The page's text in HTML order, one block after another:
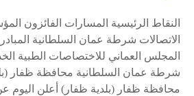
النقاط الرئيسية المسارات الفائزون
الاتصالات شرطة عمان السلطانية
المجلس العماني للاختصاصات الطبية
شرطة عمان السلطانية محافظة ظفار
محافظة ظفار (بلدية ظفار) أعلن اليوم